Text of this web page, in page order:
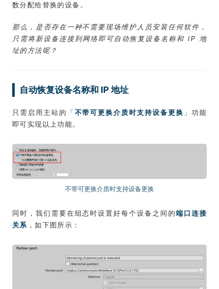
数分配给替换的设备。
那么，是否存在一种不需要现场维护人员安装任何软件，
只需将新设备连接到网络即可自动恢复设备名称和 IP 地
址的方法呢？
自动恢复设备名称和 IP 地址
只需启用主站的「 不带可更换介质时支持设备更换 」功能
即可实现以上功能。
不带可更换介质时支持设备更换
同时，我们需要在组态时设置好每个设备之间的端口连接
关系 ，如下图所示：